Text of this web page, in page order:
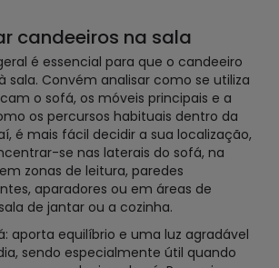
candeeiros na sala
é essencial para que o candeeiro
sala. Convém analisar como se utiliza
o sofá, os móveis principais e a
os percursos habituais dentro da
é mais fácil decidir a sua localização,
se nas laterais do sofá, na
zonas de leitura, paredes
aparadores ou em áreas de
de jantar ou a cozinha.
aporta equilíbrio e uma luz agradável
sendo especialmente útil quando